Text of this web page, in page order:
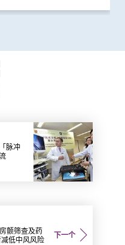
脉冲
下一个
颤筛查及药
低中风风险